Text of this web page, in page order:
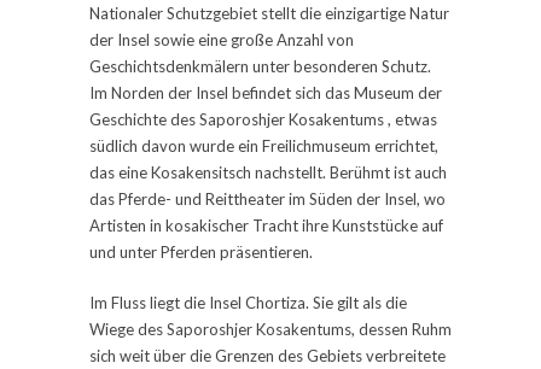
Nationaler Schutzgebiet stellt die einzigartige Natur
der Insel sowie eine große Anzahl von
Geschichtsdenkmälern unter besonderen Schutz.
Im Norden der Insel befindet sich das Museum der
Geschichte des Saporoshjer Kosakentums , etwas
südlich davon wurde ein Freilichmuseum errichtet,
das eine Kosakensitsch nachstellt. Berühmt ist auch
das Pferde- und Reittheater im Süden der Insel, wo
Artisten in kosakischer Tracht ihre Kunststücke auf
und unter Pferden präsentieren.
Im Fluss liegt die Insel Chortiza. Sie gilt als die
Wiege des Saporoshjer Kosakentums, dessen Ruhm
sich weit über die Grenzen des Gebiets verbreitete